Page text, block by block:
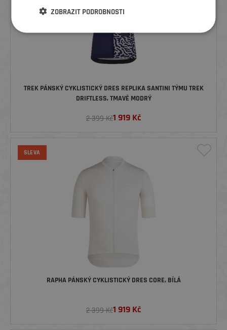
TREK PÁNSKÝ CYKLISTICKÝ DRES REPLIKA SANTINI TÝMU TREK
DRIFTLESS, TMAVĚ MODRÝ
2 399 Kč1 919 Kč
SLEVA
RAPHA PÁNSKÝ CYKLISTICKÝ DRES CORE, BÍLÁ
2 399 Kč1 919 Kč
ZOBRAZIT PODROBNOSTI